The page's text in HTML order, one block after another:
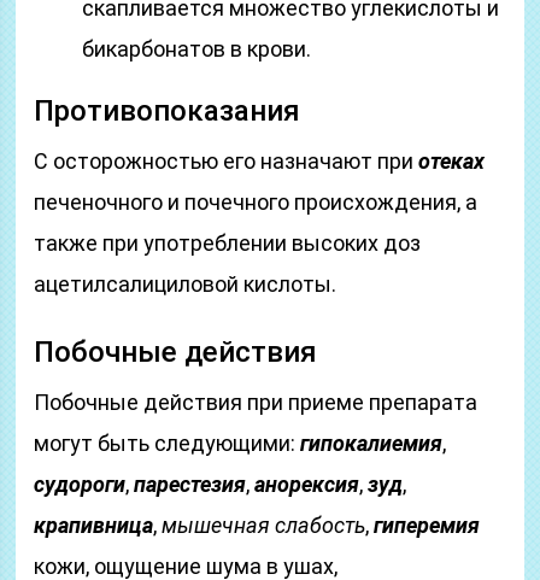
скапливается множество углекислоты и
бикарбонатов в крови.
Противопоказания
С осторожностью его назначают приотеках
печеночного и почечного происхождения, а
также при употреблении высоких доз
ацетилсалициловой кислоты.
Побочные действия
Побочные действия при приеме препарата
могут быть следующими:гипокалиемия,
судороги,парестезия,анорексия,зуд,
крапивница,мышечная слабость,гиперемия
кожи, ощущение шума в ушах,